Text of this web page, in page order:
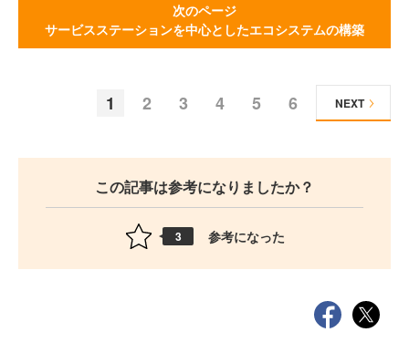
次のページ
サービスステーションを中心としたエコシステムの構築
1 2 3 4 5 6 NEXT
この記事は参考になりましたか？
3 参考になった